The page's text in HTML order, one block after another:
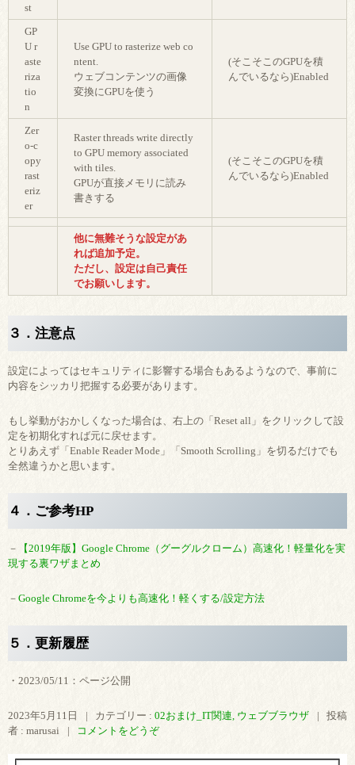
st
GP
U r
aste
riza
tio
n
Use GPU to rasterize web co
ntent.
ウェブコンテンツの画像
変換にGPUを使う
(そこそこのGPUを積
んでいるなら)Enabled
Zer
o-c
opy
rast
eriz
er
Raster threads write directly
to GPU memory associated
with tiles.
GPUが直接メモリに読み
書きする
(そこそこのGPUを積
んでいるなら)Enabled
他に無難そうな設定があ
れば追加予定。
ただし、設定は自己責任
でお願いします。
３．注意点
設定によってはセキュリティに影響する場合もあるようなので、事前に
内容をシッカリ把握する必要があります。
もし挙動がおかしくなった場合は、右上の「Reset all」をクリックして設
定を初期化すれば元に戻せます。
とりあえず「Enable Reader Mode」「Smooth Scrolling」を切るだけでも
全然違うかと思います。
４．ご参考HP
－
【2019年版】Google Chrome（グーグルクローム）高速化！軽量化を実
現する裏ワザまとめ
－ Google Chromeを今よりも高速化！軽くする/設定方法
５．更新履歴
・2023/05/11：ページ公開
2023年5月11日 | カテゴリー : 02おまけ_IT関連, ウェブブラウザ |
投稿
者 : marusai
| コメントをどうぞ